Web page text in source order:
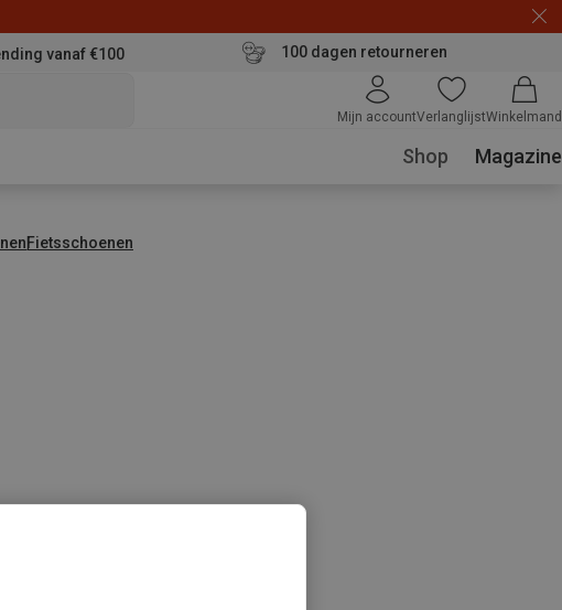
vanaf €100 100 dagen retourneren
Mijn accountVerlanglijstWinkelmand
Shop Magazine
Fietsschoenen